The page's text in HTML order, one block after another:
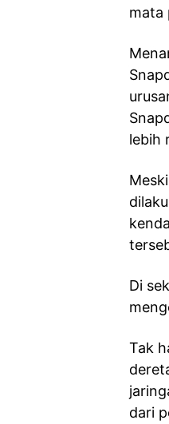
mata
lebih
Di
Tak
dari